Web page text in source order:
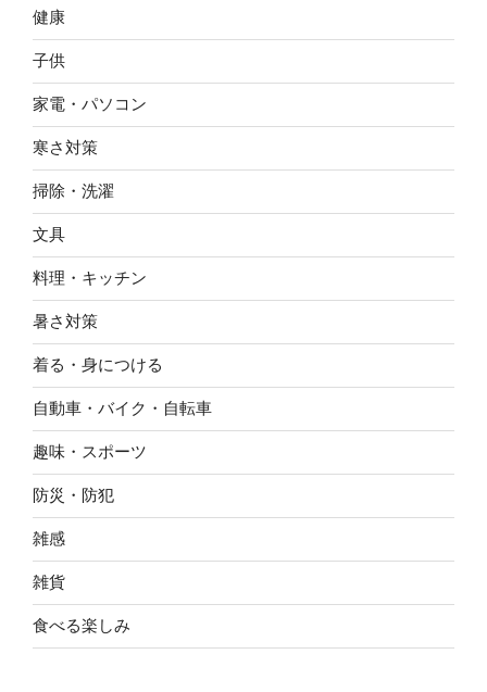
健康
子供
家電・パソコン
寒さ対策
掃除・洗濯
文具
料理・キッチン
暑さ対策
着る・身につける
自動車・バイク・自転車
趣味・スポーツ
防災・防犯
雑感
雑貨
食べる楽しみ